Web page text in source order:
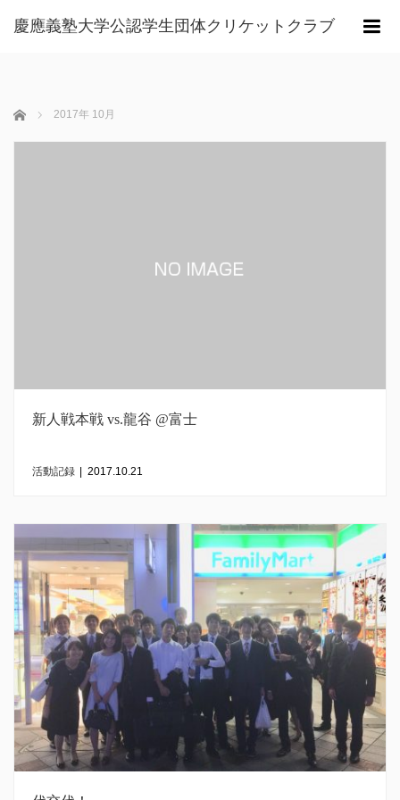
慶應義塾大学公認学生団体クリケットクラブ
ホーム 2017年 10月
新人戦本戦 vs.龍谷 @富士
活動記録 | 2017.10.21